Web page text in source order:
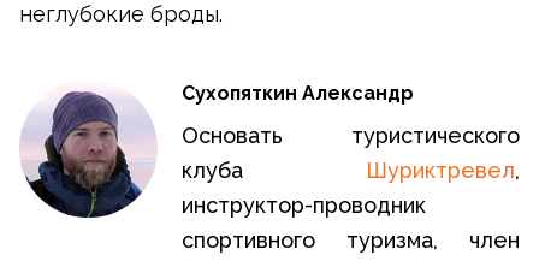
неглубокие броды.
Сухопяткин Александр
Основать туристического
клуба Шуриктревел,
инструктор-проводник
спортивного туризма, член